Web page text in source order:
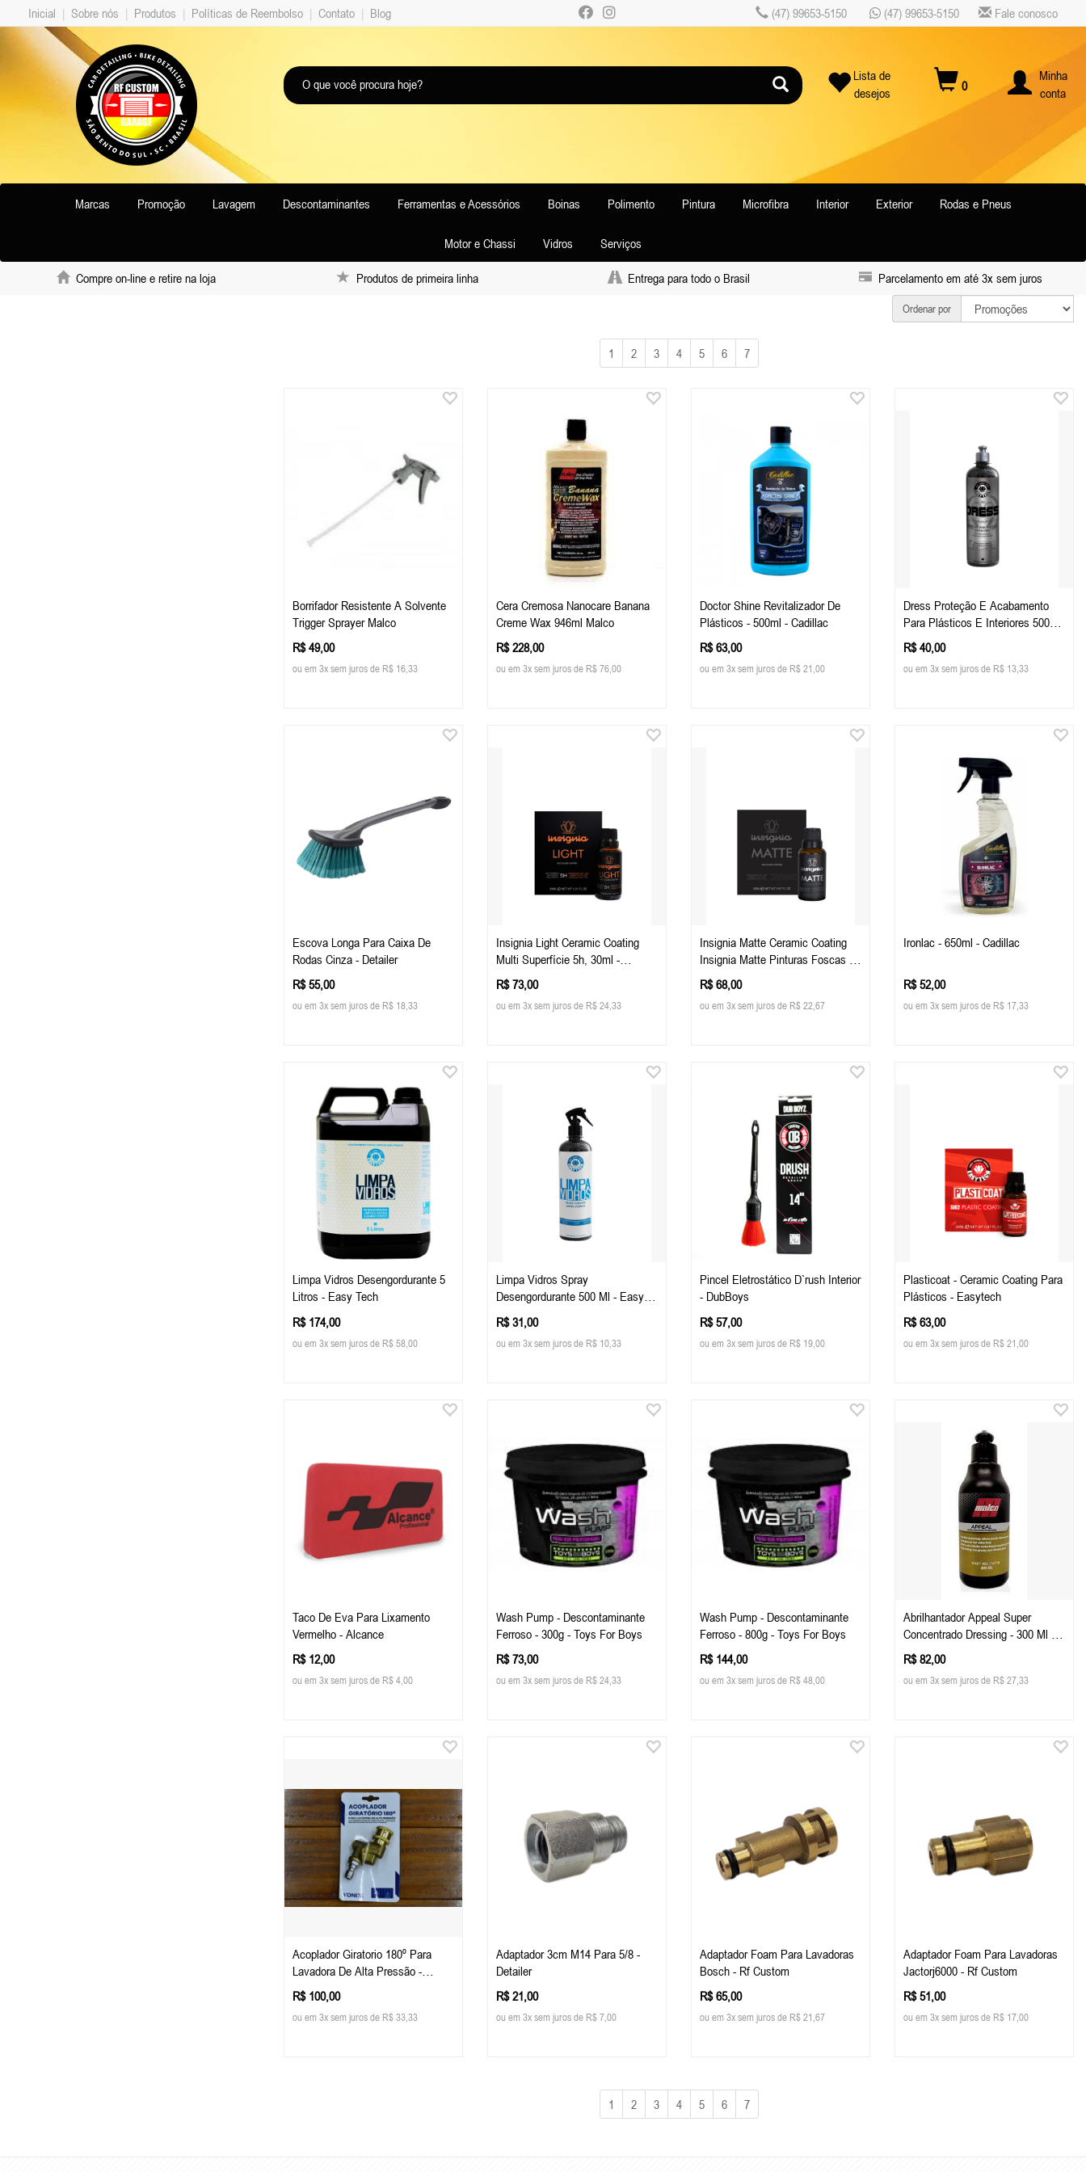
Inicial | Sobre nós | Produtos | Políticas de Reembolso | Contato | Blog (47) 99653-5150 (47) 99653-5150 Fale conosco
Lista de
desejos
0
Minha
conta
Marcas Promoção Lavagem Descontaminantes Ferramentas e Acessórios Boinas Polimento Pintura Microfibra Interior Exterior Rodas e Pneus
Motor e Chassi Vidros Serviços
Compre on-line e retire na loja Produtos de primeira linha Entrega para todo o Brasil Parcelamento em até 3x sem juros
Ordenar por
1 2 3 4 5 6 7
Borrifador Resistente A Solvente
Trigger Sprayer Malco
R$ 49,00
ou em 3x sem juros de R$ 16,33
Cera Cremosa Nanocare Banana
Creme Wax 946ml Malco
R$ 228,00
ou em 3x sem juros de R$ 76,00
Doctor Shine Revitalizador De
Plásticos - 500ml - Cadillac
R$ 63,00
ou em 3x sem juros de R$ 21,00
Dress Proteção E Acabamento
Para Plásticos E Interiores 500ml
- Easy Tech
R$ 40,00
ou em 3x sem juros de R$ 13,33
Escova Longa Para Caixa De
Rodas Cinza - Detailer
R$ 55,00
ou em 3x sem juros de R$ 18,33
Insignia Light Ceramic Coating
Multi Superfície 5h, 30ml -
Easytech
R$ 73,00
ou em 3x sem juros de R$ 24,33
Insignia Matte Ceramic Coating
Insignia Matte Pinturas Foscas E
Plotadas 30ml - Easytech
R$ 68,00
ou em 3x sem juros de R$ 22,67
Ironlac - 650ml - Cadillac
R$ 52,00
ou em 3x sem juros de R$ 17,33
Limpa Vidros Desengordurante 5
Litros - Easy Tech
R$ 174,00
ou em 3x sem juros de R$ 58,00
Limpa Vidros Spray
Desengordurante 500 Ml - Easy
Tech
R$ 31,00
ou em 3x sem juros de R$ 10,33
Pincel Eletrostático D`rush Interior
- DubBoys
R$ 57,00
ou em 3x sem juros de R$ 19,00
Plasticoat - Ceramic Coating Para
Plásticos - Easytech
R$ 63,00
ou em 3x sem juros de R$ 21,00
Taco De Eva Para Lixamento
Vermelho - Alcance
R$ 12,00
ou em 3x sem juros de R$ 4,00
Wash Pump - Descontaminante
Ferroso - 300g - Toys For Boys
R$ 73,00
ou em 3x sem juros de R$ 24,33
Wash Pump - Descontaminante
Ferroso - 800g - Toys For Boys
R$ 144,00
ou em 3x sem juros de R$ 48,00
Abrilhantador Appeal Super
Concentrado Dressing - 300 Ml -
Malco
R$ 82,00
ou em 3x sem juros de R$ 27,33
Acoplador Giratorio 180º Para
Lavadora De Alta Pressão -
Vonixx
R$ 100,00
ou em 3x sem juros de R$ 33,33
Adaptador 3cm M14 Para 5/8 -
Detailer
R$ 21,00
ou em 3x sem juros de R$ 7,00
Adaptador Foam Para Lavadoras
Bosch - Rf Custom
R$ 65,00
ou em 3x sem juros de R$ 21,67
Adaptador Foam Para Lavadoras
Jactorj6000 - Rf Custom
R$ 51,00
ou em 3x sem juros de R$ 17,00
1 2 3 4 5 6 7